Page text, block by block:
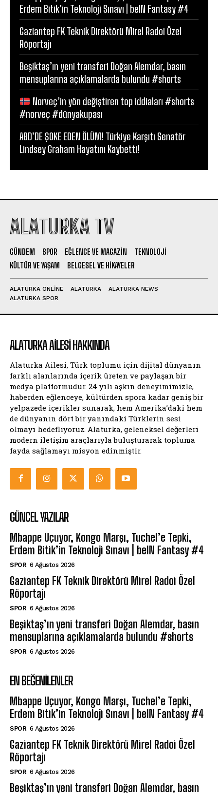
Erdem Bitik’in Teknoloji Sınavı | beIN Fantasy #4
Gaziantep FK Teknik Direktörü Mirel Radoi Özel
Röportajı
Beşiktaş’ın yeni transferi Doğan Alemdar, basın
mensuplarına açıklamalarda bulundu #shorts
Norveç’in yön değiştiren top iddiaları #shorts
#norveç #dünyakupası
ABD’DE ŞOKE EDEN ÖLÜM! Türkiye Karşıtı Senatör
Lindsey Graham Hayatını Kaybetti!
ALATURKA TV
GÜNDEM SPOR EĞLENCE VE MAGAZIN
TEKNOLOJI
KÜLTÜR VE YAŞAM
BELGESEL VE HIKAYELER
ALATURKA ONLINE ALATURKA
ALATURKA NEWS
ALATURKA SPOR
ALATURKA AILESI HAKKINDA
Alaturka Ailesi, Türk toplumu için dijital dünyanın
farklı alanlarında içerik üreten ve paylaşan bir
medya platformudur. 24 yılı aşkın deneyimimizle,
haberden eğlenceye, kültürden spora kadar geniş bir
yelpazede içerikler sunarak, hem Amerika’daki hem
de dünyanın dört bir yanındaki Türklerin sesi
olmayı hedefliyoruz. Alaturka, geleneksel değerleri
modern iletişim araçlarıyla buluşturarak topluma
fayda sağlamayı misyon edinmiştir.
GÜNCEL YAZILAR
Mbappe Uçuyor, Kongo Marşı, Tuchel’e Tepki,
Erdem Bitik’in Teknoloji Sınavı | beIN Fantasy #4
SPOR 6 Ağustos 2026
Gaziantep FK Teknik Direktörü Mirel Radoi Özel
Röportajı
SPOR 6 Ağustos 2026
Beşiktaş’ın yeni transferi Doğan Alemdar, basın
mensuplarına açıklamalarda bulundu #shorts
SPOR 6 Ağustos 2026
EN BEĞENILENLER
Mbappe Uçuyor, Kongo Marşı, Tuchel’e Tepki,
Erdem Bitik’in Teknoloji Sınavı | beIN Fantasy #4
SPOR 6 Ağustos 2026
Gaziantep FK Teknik Direktörü Mirel Radoi Özel
Röportajı
SPOR 6 Ağustos 2026
Beşiktaş’ın yeni transferi Doğan Alemdar, basın